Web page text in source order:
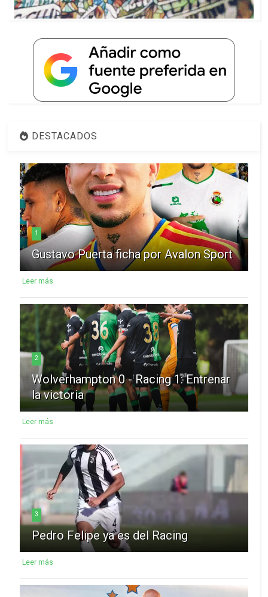
DESTACADOS
1
Gustavo Puerta ficha por Avalon Sport
Leer más
2
Wolverhampton 0 - Racing 1: Entrenar
la victoria
Leer más
3
Pedro Felipe ya es del Racing
Leer más